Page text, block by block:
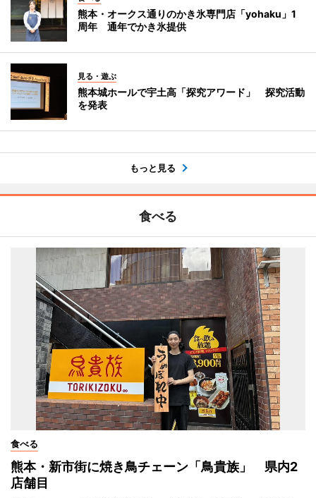
熊本・オークス通りのかき氷専門店「yohaku」1
周年 通年でかき氷提供
見る・遊ぶ
熊本城ホールで宇土高「探究アワード」 探究活動
を発表
もっと見る
食べる
食べる
熊本・新市街に焼き鳥チェーン「鳥貴族」 県内2
店舗目